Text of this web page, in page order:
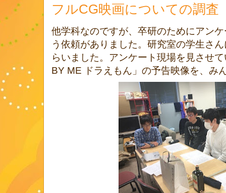
フルCG映画についての調査
他学科なのですが、卒研のためにアン
う依頼がありました。研究室の学生さ
らいました。アンケート現場を見させ
BY ME ドラえもん」の予告映像を、み